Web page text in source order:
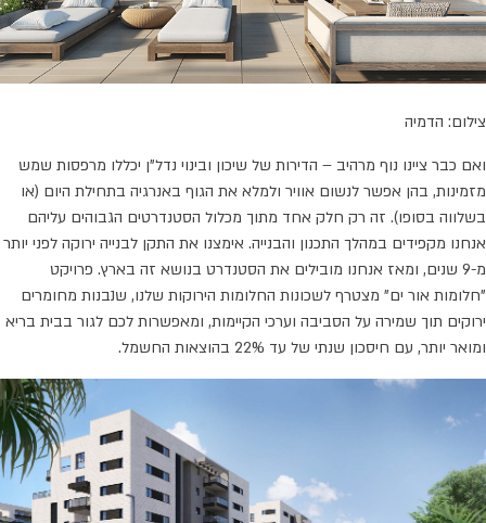
צילום: הדמיה
ואם כבר ציינו נוף מרהיב – הדירות של שיכון ובינוי נדל"ן יכללו מרפסות שמש
מזמינות, בהן אפשר לנשום אוויר ולמלא את הגוף באנרגיה בתחילת היום (או
בשלווה בסופו). זה רק חלק אחד מתוך מכלול הסטנדרטים הגבוהים עליהם
אנחנו מקפידים במהלך התכנון והבנייה. אימצנו את התקן לבנייה ירוקה לפני יותר
מ-9 שנים, ומאז אנחנו מובילים את הסטנדרט בנושא זה בארץ. פרויקט
"חלומות אור ים" מצטרף לשכונות החלומות הירוקות שלנו, שנבנות מחומרים
ירוקים תוך שמירה על הסביבה וערכי הקיימות, ומאפשרות לכם לגור בבית בריא
ומואר יותר, עם חיסכון שנתי של עד 22% בהוצאות החשמל.